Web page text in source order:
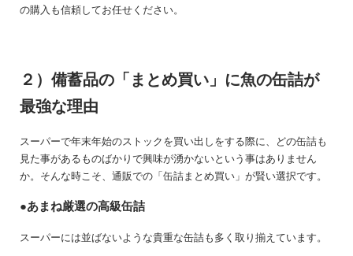
の購入も信頼してお任せください。
２）備蓄品の「まとめ買い」に魚の缶詰が
最強な理由
スーパーで年末年始のストックを買い出しをする際に、どの缶詰も
見た事があるものばかりで興味が湧かないという事はありません
か。そんな時こそ、通販での「缶詰まとめ買い」が賢い選択です。
●あまね厳選の高級缶詰
スーパーには並ばないような貴重な缶詰も多く取り揃えています。